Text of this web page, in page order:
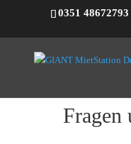
0351 48672793
Fragen